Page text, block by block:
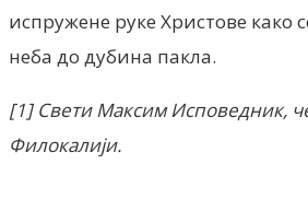
испружене руке Христове како
неба до дубина пакла.
[1] Свети Максим Исповедник,
Филокалији.